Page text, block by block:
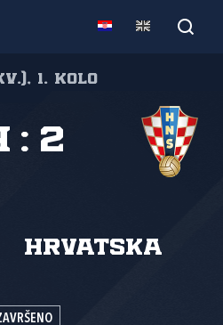
1. kolo
Hrvatska
: 2